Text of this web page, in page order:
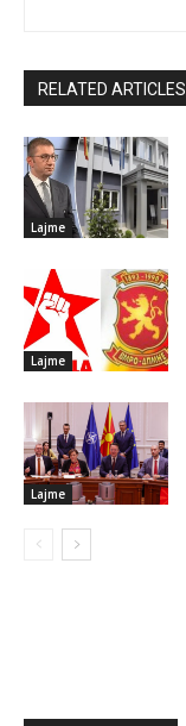
RELATED ARTICLES
Lajme
Lajme
Lajme